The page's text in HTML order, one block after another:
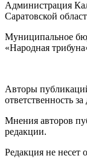
Администрация
Саратовской
Муниципальное
«Народная
Авторы
ответственность
Мнения авторов
редакции.
Редакция не несет